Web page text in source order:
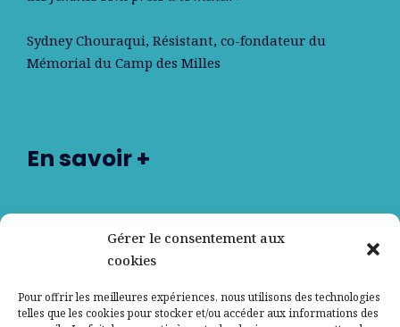
Gérer le consentement aux
cookies
Pour offrir les meilleures expériences, nous utilisons des technologies
telles que les cookies pour stocker et/ou accéder aux informations des
Sydney Chouraqui, Résistant, co-fondateur du
Mémorial du Camp des Milles
En savoir +
Nos partenaires